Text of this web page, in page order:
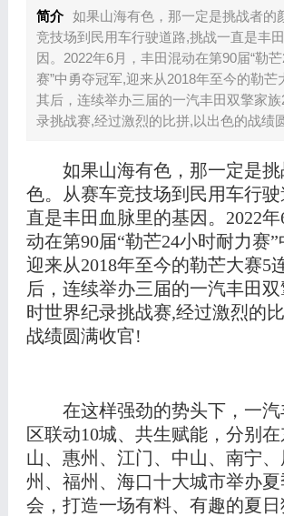
简介 如果山海有色，那一定是挑战者的
竞技场到民用车行驶道路,挑战一直是丰
因。2022年6月，丰田混动在第90届“勒
赛”中勇夺冠军,迎来从2018年至今的勒芒
其后，连续举办三届的一汽丰田双擎家
录挑战赛,经过激烈的比拼,以出色的战绩
如果山海有色，那一定是
色。从赛车竞技场到民用车行驶
直是丰田血脉里的基因 。 2022年
动在第90届“勒芒24小时耐力赛
迎来从2018年至今的勒芒大赛5
后，连续举办三届的一汽丰田
时世界纪录挑战赛,经过激烈的
战绩圆满收官!
在这样强劲的势头下，一
区联动10城、共生赋能，分别
山、惠州、江门、中山、南宁
州、福州、海口十大城市举办
会，打造一场有料、有趣的夏日